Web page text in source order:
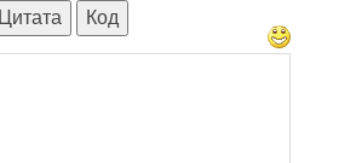
Цитата Код